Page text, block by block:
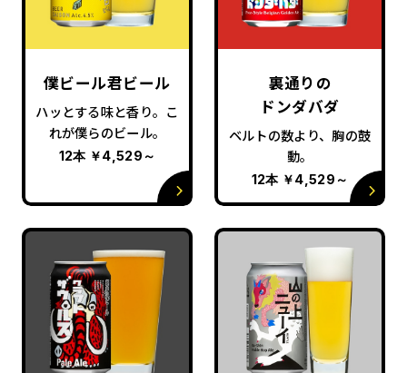
僕ビール君ビール
ハッとする味と香り。こ
れが僕らのビール。
12本￥4,529 ～
裏通りの
ドンダバダ
ベルトの数より、胸の鼓
動。
12本￥4,529 ～